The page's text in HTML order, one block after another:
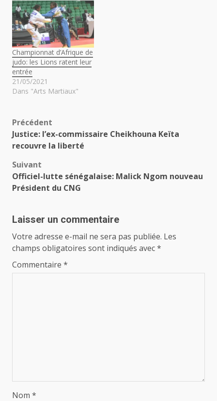
Championnat d’Afrique de
judo: les Lions ratent leur
entrée
21/05/2021
Dans "Arts Martiaux"
Navigation
d’article
Précédent
Justice: l’ex-commissaire Cheikhouna Keïta
recouvre la liberté
Suivant
Officiel-lutte sénégalaise: Malick Ngom nouveau
Président du CNG
Laisser un commentaire
Votre adresse e-mail ne sera pas publiée. Les
champs obligatoires sont indiqués avec*
Commentaire *
Nom *